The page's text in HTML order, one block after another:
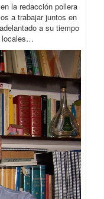
la redacción pollera
a trabajar juntos en
a su tiempo
locales…